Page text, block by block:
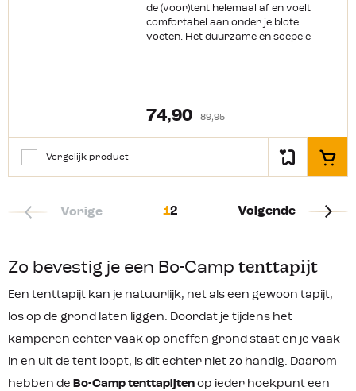
de (voor)tent helemaal af en voelt
comfortabel aan onder je blote
voeten. Het duurzame en soepele
Productkenmerken: Duurzaam,
soepel en elastisch tenttapijt
Gemakkelijk te reinigen Wasbaar bij
30 graden Polyester kern met extra
zware coating Makkelijk op maat te
knippen
74,90 89,95
Vergelijk product In het
Vorige 12 Volgende
Zo bevestig je een Bo-Camp tenttapijt
Een tenttapijt kan je natuurlijk, net als een gewoon tapijt,
los op de grond laten liggen. Doordat je tijdens het
kamperen echter vaak op oneffen grond staat en je vaak
in en uit de tent loopt, is dit echter niet zo handig. Daarom
hebben de Bo-Camp tenttapijten op ieder hoekpunt een